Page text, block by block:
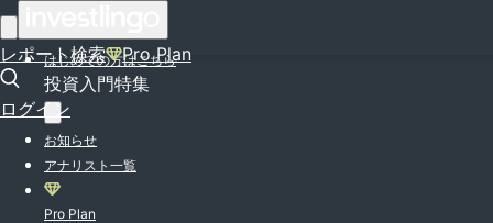
レポート検索 Pro Plan
ログイン
はじめての方はこちら
投資入門特集
お知らせ
アナリスト一覧
Pro Plan